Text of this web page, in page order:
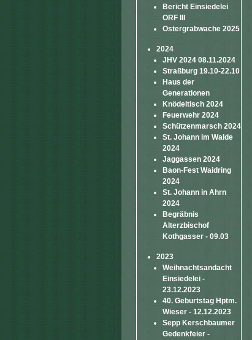
Bericht Einsiedelei
ORF III
Ostergrabwache 2025
2024
JHV 2024 08.11.2024
Straßburg 19.10-22.10
Haus der
Generationen
Knödeltisch 2024
Feuerwehr 2024
Schützenmarsch 2024
St. Johann im Walde
2024
Jaggassen 2024
Baon-Fest Waidring
2024
St. Johann in Ahrn
2024
Begräbnis
Alterzbischof
Kothgasser - 09.03
2023
Weihnachtsandacht
Einsiedelei -
23.12.2023
40. Geburtstag Hptm.
Wieser - 12.12.2023
Sepp Kerschbaumer
Gedenkfeier -